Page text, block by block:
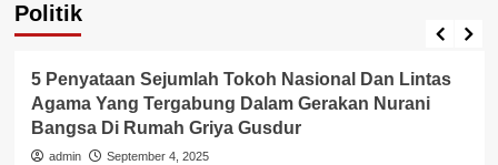
Politik
Politik
5 Penyataan Sejumlah Tokoh Nasional Dan Lintas
Agama Yang Tergabung Dalam Gerakan Nurani
Bangsa Di Rumah Griya Gusdur
admin September 4, 2025